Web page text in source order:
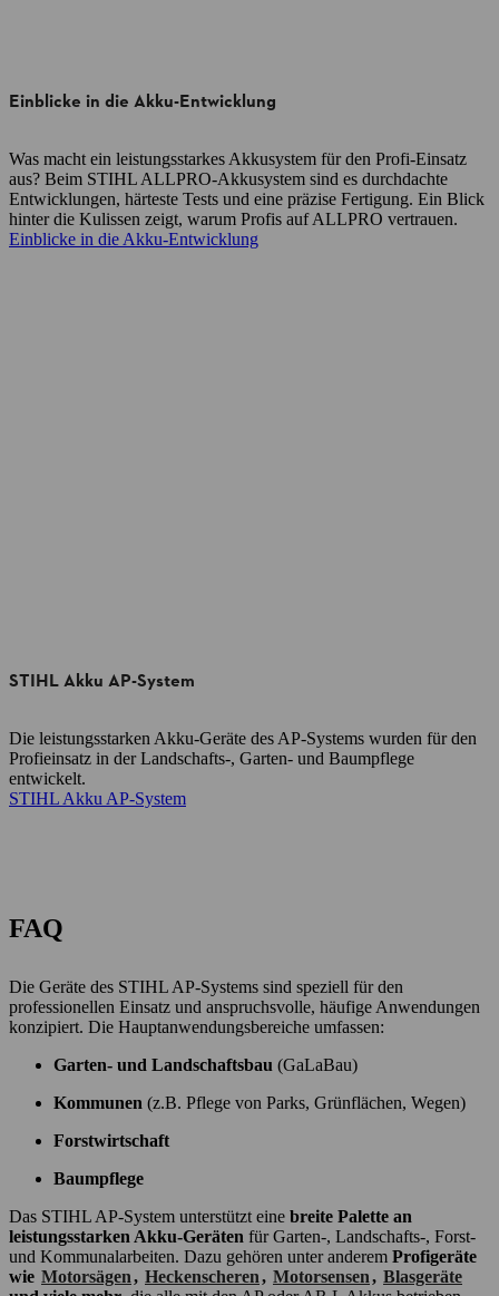
Einblicke in die Akku-Entwicklung
Was macht ein leistungsstarkes Akkusystem für den Profi-Einsatz
aus? Beim STIHL ALLPRO-Akkusystem sind es durchdachte
Entwicklungen, härteste Tests und eine präzise Fertigung. Ein Blick
hinter die Kulissen zeigt, warum Profis auf ALLPRO vertrauen.
Einblicke in die Akku-Entwicklung
STIHL Akku AP-System
Die leistungsstarken Akku-Geräte des AP-Systems wurden für den
Profieinsatz in der Landschafts-, Garten- und Baumpflege
entwickelt.
STIHL Akku AP-System
FAQ
Die Geräte des STIHL AP-Systems sind speziell für den
professionellen Einsatz und anspruchsvolle, häufige Anwendungen
konzipiert. Die Hauptanwendungsbereiche umfassen:
Garten- und Landschaftsbau (GaLaBau)
Kommunen (z.B. Pflege von Parks, Grünflächen, Wegen)
Forstwirtschaft
Baumpflege
Das STIHL AP-System unterstützt eine breite Palette an
leistungsstarken Akku-Geräten für Garten-, Landschafts-, Forst-
und Kommunalarbeiten. Dazu gehören unter anderem Profigeräte
wie Motorsägen, Heckenscheren, Motorsensen, Blasgeräte